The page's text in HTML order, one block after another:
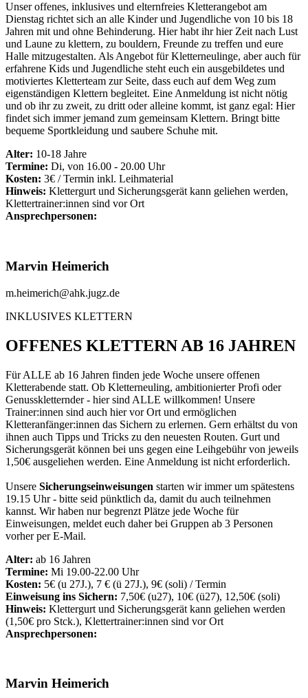
Unser offenes, inklusives und elternfreies Kletterangebot am
Dienstag richtet sich an alle Kinder und Jugendliche von 10 bis 18
Jahren mit und ohne Behinderung. Hier habt ihr hier Zeit nach Lust
und Laune zu klettern, zu bouldern, Freunde zu treffen und eure
Halle mitzugestalten. Als Angebot für Kletterneulinge, aber auch für
erfahrene Kids und Jugendliche steht euch ein ausgebildetes und
motiviertes Kletterteam zur Seite, dass euch auf dem Weg zum
eigenständigen Klettern begleitet. Eine Anmeldung ist nicht nötig
und ob ihr zu zweit, zu dritt oder alleine kommt, ist ganz egal: Hier
findet sich immer jemand zum gemeinsam Klettern. Bringt bitte
bequeme Sportkleidung und saubere Schuhe mit.
Alter: 10-18 Jahre
Termine: Di, von 16.00 - 20.00 Uhr
Kosten: 3€ / Termin inkl. Leihmaterial
Hinweis: Klettergurt und Sicherungsgerät kann geliehen werden,
Klettertrainer:innen sind vor Ort
Ansprechpersonen:
Marvin Heimerich
m.heimerich@ahk.jugz.de
INKLUSIVES KLETTERN
OFFENES KLETTERN AB 16 JAHREN
Für ALLE ab 16 Jahren finden jede Woche unsere offenen
Kletterabende statt. Ob Kletterneuling, ambitionierter Profi oder
Genusskletternder - hier sind ALLE willkommen! Unsere
Trainer:innen sind auch hier vor Ort und ermöglichen
Kletteranfänger:innen das Sichern zu erlernen. Gern erhältst du von
ihnen auch Tipps und Tricks zu den neuesten Routen. Gurt und
Sicherungsgerät können bei uns gegen eine Leihgebühr von jeweils
1,50€ ausgeliehen werden. Eine Anmeldung ist nicht erforderlich.
Unsere Sicherungseinweisungen starten wir immer um spätestens
19.15 Uhr - bitte seid pünktlich da, damit du auch teilnehmen
kannst. Wir haben nur begrenzt Plätze jede Woche für
Einweisungen, meldet euch daher bei Gruppen ab 3 Personen
vorher per E-Mail.
Alter: ab 16 Jahren
Termine: Mi 19.00-22.00 Uhr
Kosten: 5€ (u 27J.), 7 € (ü 27J.), 9€ (soli) / Termin
Einweisung ins Sichern: 7,50€ (u27), 10€ (ü27), 12,50€ (soli)
Hinweis: Klettergurt und Sicherungsgerät kann geliehen werden
(1,50€ pro Stck.), Klettertrainer:innen sind vor Ort
Ansprechpersonen:
Marvin Heimerich